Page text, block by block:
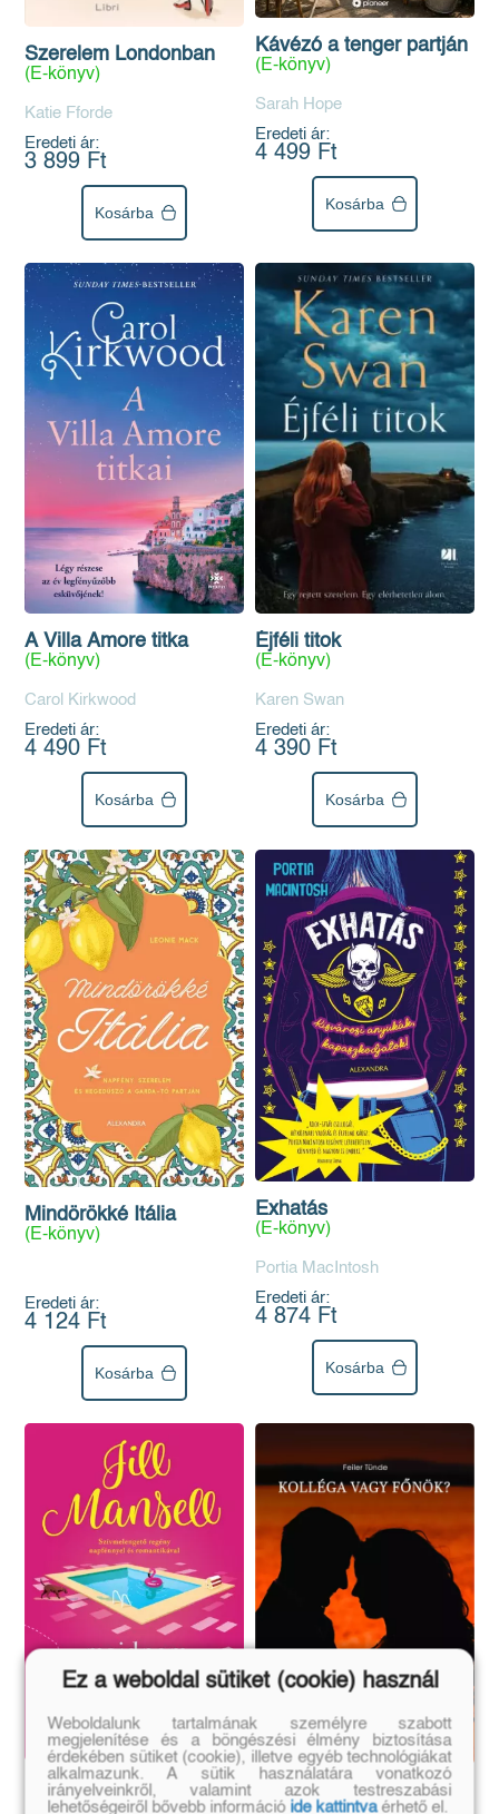
Szerelem Londonban
(E-könyv)
Katie Fforde
Eredeti ár:
3 899 Ft
Kosárba
Kávézó a tenger partján
(E-könyv)
Sarah Hope
Eredeti ár:
4 499 Ft
Kosárba
A Villa Amore titka
(E-könyv)
Carol Kirkwood
Eredeti ár:
4 490 Ft
Kosárba
Éjféli titok
(E-könyv)
Karen Swan
Eredeti ár:
4 390 Ft
Kosárba
Mindörökké Itália
(E-könyv)
Eredeti ár:
4 124 Ft
Kosárba
Exhatás
(E-könyv)
Portia MacIntosh
Eredeti ár:
4 874 Ft
Kosárba
Majdnem tökéletes nyár
(E-könyv)
Kolléga vagy főnök?
Ez a weboldal sütiket (cookie) használ
Weboldalunk tartalmának személyre szabott
megjelenítése és a böngészési élmény biztosítása
érdekében sütiket (cookie), illetve egyéb technológiákat
alkalmazunk. A sütik használatára vonatkozó
irányelveinkről, valamint azok testreszabási
lehetőségeiről bővebb információ ide kattintvaérhető el.